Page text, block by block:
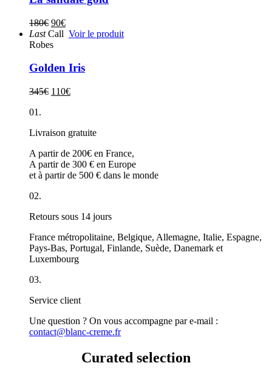
180€ 90€
LastCall Voir le produit
Robes
Golden Iris
345€ 110€
01.
Livraison gratuite
A partir de 200€ en France,
A partir de 300 € en Europe
et à partir de 500 € dans le monde
02.
Retours sous 14 jours
France métropolitaine, Belgique, Allemagne, Italie, Espagne,
Pays-Bas, Portugal, Finlande, Suède, Danemark et
Luxembourg
03.
Service client
Une question ? On vous accompagne par e-mail :
contact@blanc-creme.fr
Curated selection